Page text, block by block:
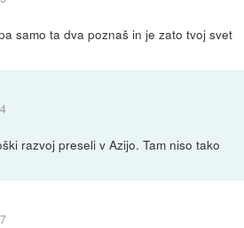
samo ta dva poznaš in je zato tvoj svet
razvoj preseli v Azijo. Tam niso tako